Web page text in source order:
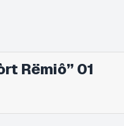
Rëmiô” 01